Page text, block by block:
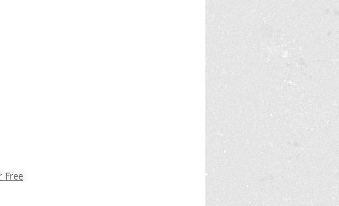
Free